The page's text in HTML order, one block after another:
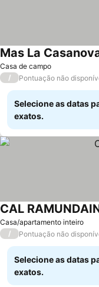
Casa de campo
Mas La
/ Pontuação não
Selecione as datas
exatos.
Casa/apartamento inteiro
CAL
/ Pontuação não
Selecione as datas
exatos.